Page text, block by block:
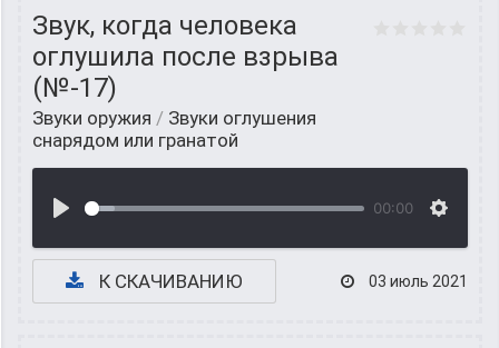
Звук, когда человека
оглушила после взрыва
(№-17)
Звуки оружия / Звуки оглушения
снарядом или гранатой
00:00
К СКАЧИВАНИЮ 03 июль 2021